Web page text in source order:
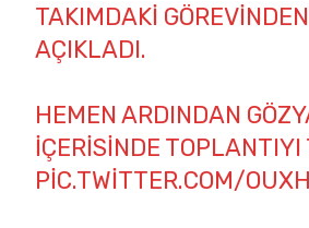
TAKIMDAKI
AÇIKLADI.
HEMEN ARDINDAN
IÇERISINDE TOPLANTIYI
PIC.TWITTER.COM/